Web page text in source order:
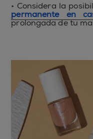
• Considera la
permanente en
prolongada de tu